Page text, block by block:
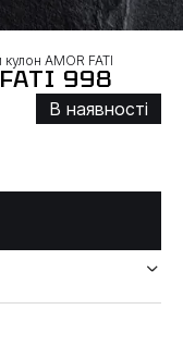
AMOR FATI
998
В наявності